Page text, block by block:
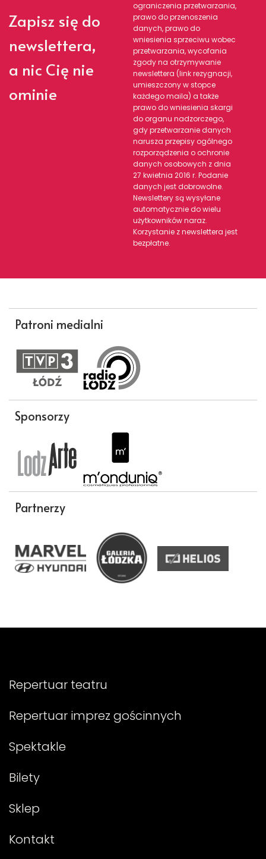
Zapisz się do
newslettera,
a nic Cię nie
ominie
ograniczenia przetwarzania,
prawo do przenoszenia
danych, prawo do
wniesienia sprzeciwu wobec
przetwarzania, wycofania
zgody na otrzymywanie
newslettera (link rezygnacji,
umieszczony w stopce
każdego maila) a także
prawo do wniesienia skargi
do organu nadzorczego,
gdy przetwarzanie danych
narusza przepisy ogólnego
rozporządzenia o ochronie
danych osobowych z dnia
27 kwietnia 2016 r. Podanie
danych jest dobrowolne.
Newslettery są wysyłane
automatycznie do wielu
użytkowników naraz.
Korzystanie z newslettera jest
bezpłatne.
Patroni medialni
Sponsorzy
Partnerzy
Repertuar teatru
Repertuar imprez gościnnych
Spektakle
Bilety
Sklep
Kontakt